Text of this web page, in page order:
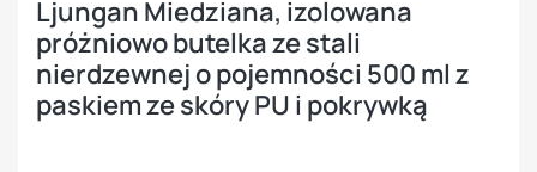
Ljungan Miedziana, izolowana
próżniowo butelka ze stali
nierdzewnej o pojemności 500 ml z
paskiem ze skóry PU i pokrywką